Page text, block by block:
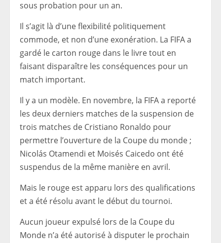
sous probation pour un an.
Il s’agit là d’une flexibilité politiquement
commode, et non d’une exonération. La FIFA a
gardé le carton rouge dans le livre tout en
faisant disparaître les conséquences pour un
match important.
Il y a un modèle. En novembre, la FIFA a reporté
les deux derniers matches de la suspension de
trois matches de Cristiano Ronaldo pour
permettre l’ouverture de la Coupe du monde ;
Nicolás Otamendi et Moisés Caicedo ont été
suspendus de la même manière en avril.
Mais le rouge est apparu lors des qualifications
et a été résolu avant le début du tournoi.
Aucun joueur expulsé lors de la Coupe du
Monde n’a été autorisé à disputer le prochain